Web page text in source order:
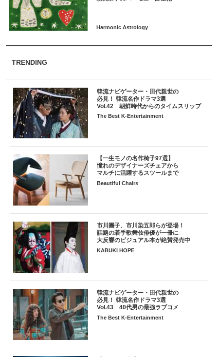
TRENDING
韓流ナビゲーター・田代親世の
必見！ 韓流名作ドラマ3選
Vol.42 朝鮮時代からのタイムスリップ
The Best K-Entertainment
【一生モノの名作椅子97選】
憧れのデザイナーズチェアから
マルチに活躍するスツールまで
Beautiful Chairs
市川團子、市川染五郎らが登場！
話題の若手歌舞伎俳優が一冊に
大反響のビジュアル本が絶賛発売中
KABUKI HOPE
韓流ナビゲーター・田代親世の
必見！ 韓流名作ドラマ3選
Vol.43 40代男の最強ラブコメ
The Best K-Entertainment